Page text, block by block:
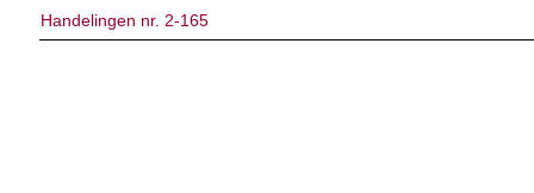
Handelingen nr. 2-165